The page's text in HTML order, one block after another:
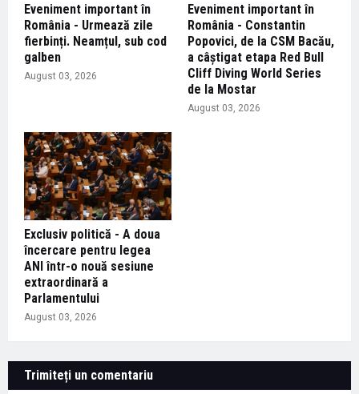
Eveniment important în
România - Urmează zile
fierbinți. Neamțul, sub cod
galben
August 03, 2026
Eveniment important în
România - Constantin
Popovici, de la CSM Bacău,
a câștigat etapa Red Bull
Cliff Diving World Series
de la Mostar
August 03, 2026
Exclusiv politică - A doua
încercare pentru legea
ANI într-o nouă sesiune
extraordinară a
Parlamentului
August 03, 2026
Trimiteți un comentariu